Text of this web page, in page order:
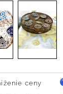
ceny